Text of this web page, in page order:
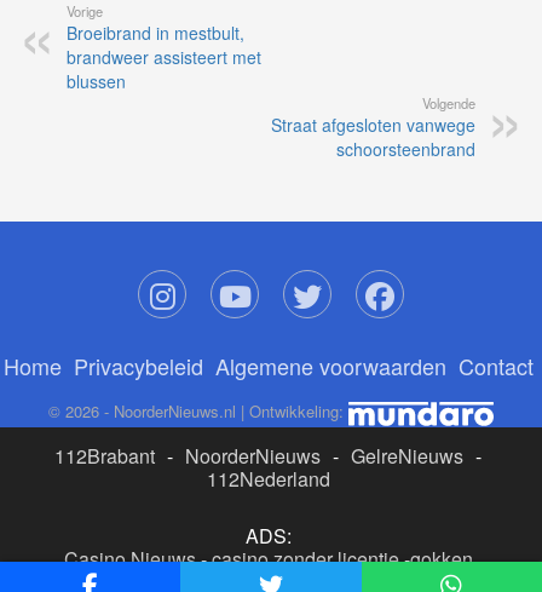
Vorige
Broeibrand in mestbult,
brandweer assisteert met
blussen
Volgende
Straat afgesloten vanwege
schoorsteenbrand
Home Privacybeleid Algemene voorwaarden Contact
© 2026 - NoorderNieuws.nl | Ontwikkeling:
112Brabant - NoorderNieuws - GelreNieuws -
112Nederland
ADS:
Casino Nieuws-casino zonder licentie-gokken
buitenlandse site
beste online casino nederland